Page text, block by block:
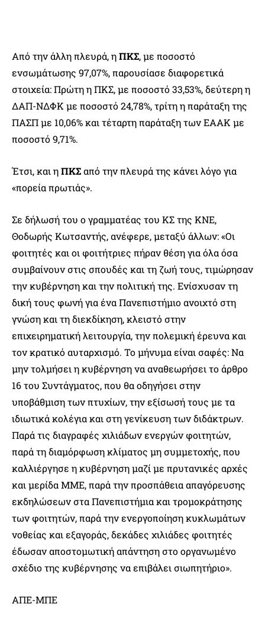
Από την άλλη πλευρά, ηΠΚΣ, με ποσοστό
ενσωμάτωσης 97,07%, παρουσίασε διαφορετικά
στοιχεία: Πρώτη η ΠΚΣ, με ποσοστό 33,53%, δεύτερη η
ΔΑΠ-ΝΔΦΚ με ποσοστό 24,78%, τρίτη η παράταξη της
ΠΑΣΠ με 10,06% και τέταρτη παράταξη των ΕΑΑΚ με
ποσοστό 9,71%.
Έτσι, και ηΠΚΣαπό την πλευρά της κάνει λόγο για
«πορεία πρωτιάς».
Σε δήλωσή του ο γραμματέας του ΚΣ της ΚΝΕ,
Θοδωρής Κωτσαντής, ανέφερε, μεταξύ άλλων: «Οι
φοιτητές και οι φοιτήτριες πήραν θέση για όλα όσα
συμβαίνουν στις σπουδές και τη ζωή τους, τιμώρησαν
την κυβέρνηση και την πολιτική της. Ενίσχυσαν τη
δική τους φωνή για ένα Πανεπιστήμιο ανοιχτό στη
γνώση και τη διεκδίκηση, κλειστό στην
επιχειρηματική λειτουργία, την πολεμική έρευνα και
τον κρατικό αυταρχισμό. Το μήνυμα είναι σαφές: Να
μην τολμήσει η κυβέρνηση να αναθεωρήσει το άρθρο
16 του Συντάγματος, που θα οδηγήσει στην
υποβάθμιση των πτυχίων, την εξίσωσή τους με τα
ιδιωτικά κολέγια και στη γενίκευση των διδάκτρων.
Παρά τις διαγραφές χιλιάδων ενεργών φοιτητών,
παρά τη διαμόρφωση κλίματος μη συμμετοχής, που
καλλιέργησε η κυβέρνηση μαζί με πρυτανικές αρχές
και μερίδα ΜΜΕ, παρά την προσπάθεια απαγόρευσης
εκδηλώσεων στα Πανεπιστήμια και τρομοκράτησης
των φοιτητών, παρά την ενεργοποίηση κυκλωμάτων
νοθείας και εξαγοράς, δεκάδες χιλιάδες φοιτητές
έδωσαν αποστομωτική απάντηση στο οργανωμένο
σχέδιο της κυβέρνησης να επιβάλει σιωπητήριο».
ΑΠΕ-ΜΠΕ